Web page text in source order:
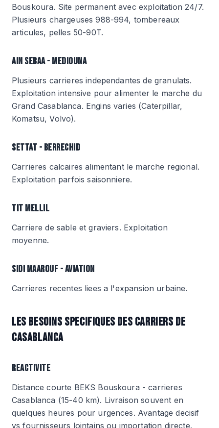
Bouskoura. Site permanent avec exploitation 24/7.
Plusieurs chargeuses 988-994, tombereaux
articules, pelles 50-90T.
AIN SEBAA - MEDIOUNA
Plusieurs carrieres independantes de granulats.
Exploitation intensive pour alimenter le marche du
Grand Casablanca. Engins varies (Caterpillar,
Komatsu, Volvo).
SETTAT - BERRECHID
Carrieres calcaires alimentant le marche regional.
Exploitation parfois saisonniere.
TIT MELLIL
Carriere de sable et graviers. Exploitation
moyenne.
SIDI MAAROUF - AVIATION
Carrieres recentes liees a l'expansion urbaine.
LES BESOINS SPECIFIQUES DES CARRIERS DE
CASABLANCA
REACTIVITE
Distance courte BEKS Bouskoura - carrieres
Casablanca (15-40 km). Livraison souvent en
quelques heures pour urgences. Avantage decisif
vs fournisseurs lointains ou importation directe.